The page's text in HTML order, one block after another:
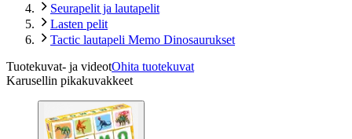
Seurapelit ja lautapelit
Lasten pelit
Tactic lautapeli Memo Dinosaurukset
Tuotekuvat- ja videotOhita tuotekuvat
Karusellin pikakuvakkeet